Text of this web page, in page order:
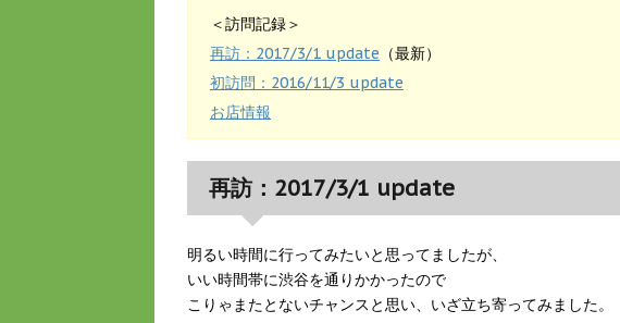
＜訪問記録＞
再訪：2017/3/1 update （最新）
初訪問：2016/11/3 update
お店情報
再訪：2017/3/1 update
明るい時間に行ってみたいと思ってましたが、
いい時間帯に渋谷を通りかかったので
こりゃまたとないチャンスと思い、いざ立ち寄ってみました。